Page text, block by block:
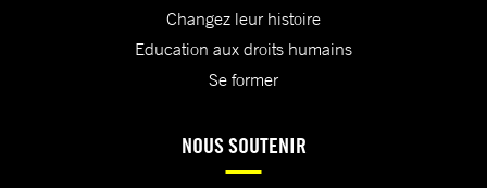
Changez leur histoire
Education aux droits humains
Se former
NOUS SOUTENIR